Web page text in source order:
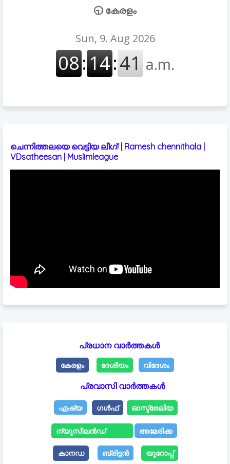
🕤 കേരളം
ചെന്നിത്തലയെ വെട്ടിയ ലീഗ്! | Ramesh chennithala |
VDsatheesan | Muslimleague
പ്രധാന വാർത്തകൾ
കേരളം ദേശീയം വിദേശം
പ്രവാസി വാർത്തകൾ
ഏഷ്യ ഗൾഫ് ഓസ്ട്രേലിയ
ന്യൂസീലൻഡ് അമേരിക്ക
കാനഡ ബ്രിട്ടൻ യൂറോപ്പ്